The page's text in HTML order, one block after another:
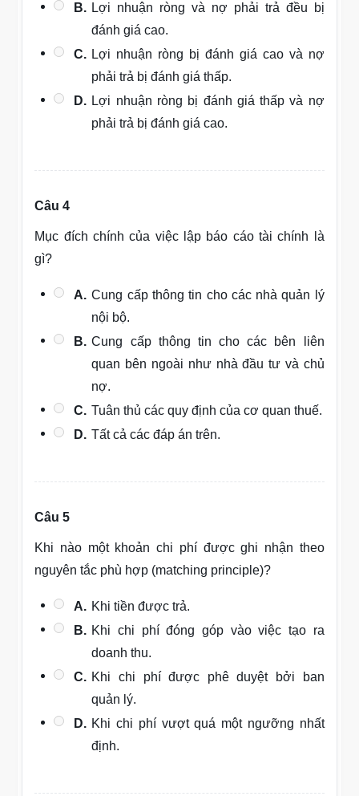
B. Lợi nhuận ròng và nợ phải trả đều bị
đánh giá cao.
C. Lợi nhuận ròng bị đánh giá cao và nợ
phải trả bị đánh giá thấp.
D. Lợi nhuận ròng bị đánh giá thấp và nợ
phải trả bị đánh giá cao.
Câu 4
Mục đích chính của việc lập báo cáo tài chính là
gì?
A. Cung cấp thông tin cho các nhà quản lý
nội bộ.
B. Cung cấp thông tin cho các bên liên
quan bên ngoài như nhà đầu tư và chủ
nợ.
C. Tuân thủ các quy định của cơ quan thuế.
D. Tất cả các đáp án trên.
Câu 5
Khi nào một khoản chi phí được ghi nhận theo
nguyên tắc phù hợp (matching principle)?
A. Khi tiền được trả.
B. Khi chi phí đóng góp vào việc tạo ra
doanh thu.
C. Khi chi phí được phê duyệt bởi ban
quản lý.
D. Khi chi phí vượt quá một ngưỡng nhất
định.